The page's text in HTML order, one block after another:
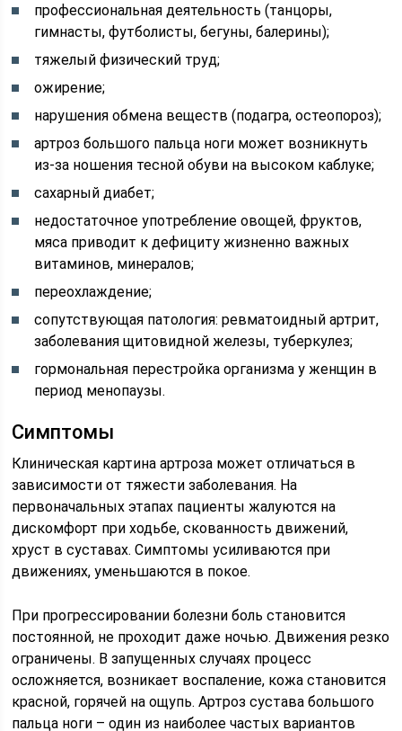
профессиональная деятельность (танцоры,
гимнасты, футболисты, бегуны, балерины);
тяжелый физический труд;
ожирение;
нарушения обмена веществ (подагра, остеопороз);
артроз большого пальца ноги может возникнуть
из-за ношения тесной обуви на высоком каблуке;
сахарный диабет;
недостаточное употребление овощей, фруктов,
мяса приводит к дефициту жизненно важных
витаминов, минералов;
переохлаждение;
сопутствующая патология: ревматоидный артрит,
заболевания щитовидной железы, туберкулез;
гормональная перестройка организма у женщин в
период менопаузы.
Симптомы
Клиническая картина артроза может отличаться в
зависимости от тяжести заболевания. На
первоначальных этапах пациенты жалуются на
дискомфорт при ходьбе, скованность движений,
хруст в суставах. Симптомы усиливаются при
движениях, уменьшаются в покое.
При прогрессировании болезни боль становится
постоянной, не проходит даже ночью. Движения резко
ограничены. В запущенных случаях процесс
осложняется, возникает воспаление, кожа становится
красной, горячей на ощупь. Артроз сустава большого
пальца ноги – один из наиболее частых вариантов